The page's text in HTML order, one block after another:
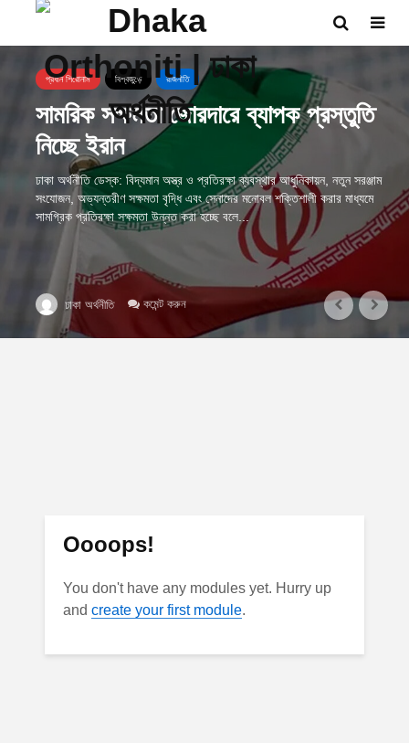
প্রধান শিরোনাম বিশ্বজুড়ে রাজনীতি
সামরিক সক্ষমতা জোরদারে ব্যাপক প্রস্তুতি
নিচ্ছে ইরান
ঢাকা অর্থনীতি ডেস্ক: বিদ্যমান অস্ত্র ও প্রতিরক্ষা ব্যবস্থার আধুনিকায়ন, নতুন সরঞ্জাম
সংযোজন, অভ্যন্তরীণ সক্ষমতা বৃদ্ধি এবং সেনাদের মনোবল শক্তিশালী করার মাধ্যমে
সামগ্রিক প্রতিরক্ষা সক্ষমতা উন্নত করা হচ্ছে বলে...
ঢাকা অর্থনীতি কমেন্ট করুন
Oooops!
You don't have any modules yet. Hurry up
and create your first module.